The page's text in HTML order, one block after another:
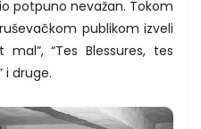
potpuno nevažan. Tokom
publikom izveli
“Tes Blessures, tes
i druge.